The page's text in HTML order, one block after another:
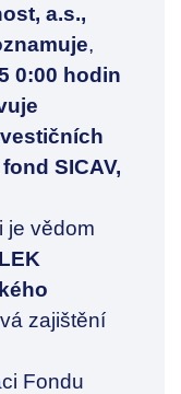
a.s.,
,
0:00 hodin
SICAV,
je vědom
zajištění
Fondu